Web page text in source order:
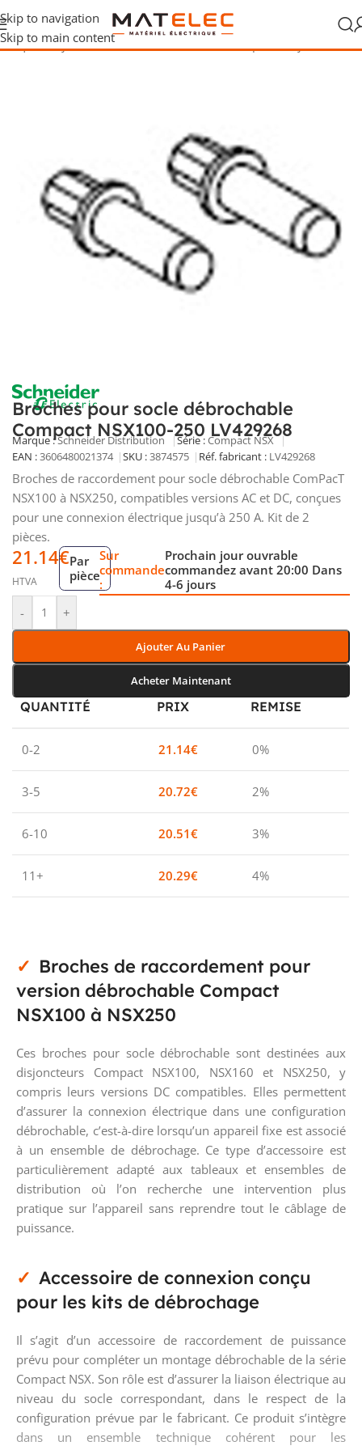
Skip to navigation
Skip to main content
/Disjoncteurs modulaires/Accessoires pour disjoncteurs
Broches pour socle débrochable
Compact NSX100-250 LV429268
Marque :Schneider Distribution Série :Compact NSX
EAN :3606480021374 SKU :3874575 Réf. fabricant : LV429268
Broches de raccordement pour socle débrochable ComPacT
NSX100 à NSX250, compatibles versions AC et DC, conçues
pour une connexion électrique jusqu’à 250 A. Kit de 2
pièces.
21.14€
HTVA
Par
pièce
Sur
commande
:
Prochain jour ouvrable
commandez avant 20:00 Dans
4-6 jours
-
+
Ajouter Au Panier
Acheter Maintenant
QUANTITÉ PRIX REMISE
0-2 21.14€ 0%
3-5 20.72€ 2%
6-10 20.51€ 3%
11+ 20.29€ 4%
Broches de raccordement pour
version débrochable Compact
NSX100 à NSX250
Ces broches pour socle débrochable sont destinées aux
disjoncteurs Compact NSX100, NSX160 et NSX250, y
compris leurs versions DC compatibles. Elles permettent
d’assurer la connexion électrique dans une configuration
débrochable, c’est-à-dire lorsqu’un appareil fixe est associé
à un ensemble de débrochage. Ce type d’accessoire est
particulièrement adapté aux tableaux et ensembles de
distribution où l’on recherche une intervention plus
pratique sur l’appareil sans reprendre tout le câblage de
puissance.
Accessoire de connexion conçu
pour les kits de débrochage
Il s’agit d’un accessoire de raccordement de puissance
prévu pour compléter un montage débrochable de la série
Compact NSX. Son rôle est d’assurer la liaison électrique au
niveau du socle correspondant, dans le respect de la
configuration prévue par le fabricant. Ce produit s’intègre
dans un ensemble technique cohérent pour les